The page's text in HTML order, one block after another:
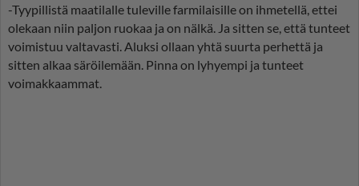
-Tyypillistä maatilalle tuleville farmilaisille on ihmetellä, ettei
olekaan niin paljon ruokaa ja on nälkä. Ja sitten se, että tunteet
voimistuu valtavasti. Aluksi ollaan yhtä suurta perhettä ja
sitten alkaa säröilemään. Pinna on lyhyempi ja tunteet
voimakkaammat.